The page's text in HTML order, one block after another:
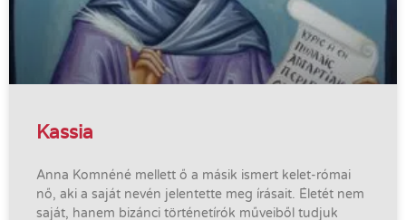
Kassia
Anna Komnéné mellett ő a másik ismert kelet-római
nő, aki a saját nevén jelentette meg írásait. Életét nem
saját, hanem bizánci történetírók műveiből tudjuk